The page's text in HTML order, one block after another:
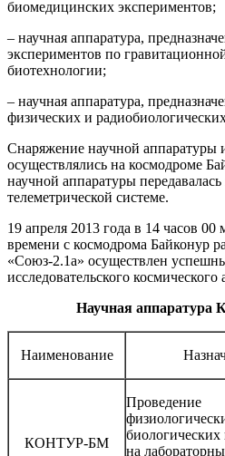
биомедицинских экспериментов;
– научная аппаратура,
экспериментов по
биотехнологии;
– научная аппаратура,
физических и
Снаряжение научной аппаратуры
осуществлялись на космодроме
научной аппаратуры
телеметрической системе.
19 апреля 2013 года в 14 часов
времени с космодрома Байконур
«Союз-2.1а» осуществлен
исследовательского
Научная
Наименование
КОНТУР-БМ
Проведение
биологических
на